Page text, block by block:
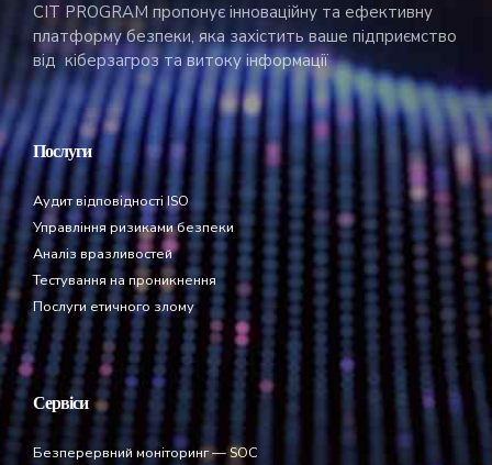
CIT PROGRAM пропонує інноваційну та ефективну
платформу безпеки, яка захістить ваше підприємство
від кіберзагроз та витоку інформації
Послуги
Аудит відповідності ISO
Управління ризиками безпеки
Аналіз вразливостей
Тестування на проникнення
Послуги етичного злому
Сервіси
Безперервний моніторинг — SOC